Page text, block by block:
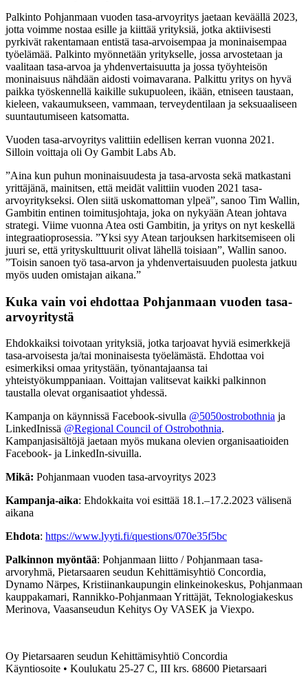
Palkinto Pohjanmaan vuoden tasa-arvoyritys jaetaan keväällä 2023,
jotta voimme nostaa esille ja kiittää yrityksiä, jotka aktiivisesti
pyrkivät rakentamaan entistä tasa-arvoisempaa ja moninaisempaa
työelämää. Palkinto myönnetään yritykselle, jossa arvostetaan ja
vaalitaan tasa-arvoa ja yhdenvertaisuutta ja jossa työyhteisön
moninaisuus nähdään aidosti voimavarana. Palkittu yritys on hyvä
paikka työskennellä kaikille sukupuoleen, ikään, etniseen taustaan,
kieleen, vakaumukseen, vammaan, terveydentilaan ja seksuaaliseen
suuntautumiseen katsomatta.
Vuoden tasa-arvoyritys valittiin edellisen kerran vuonna 2021.
Silloin voittaja oli Oy Gambit Labs Ab.
”Aina kun puhun moninaisuudesta ja tasa-arvosta sekä matkastani
yrittäjänä, mainitsen, että meidät valittiin vuoden 2021 tasa-
arvoyritykseksi. Olen siitä uskomattoman ylpeä”, sanoo Tim Wallin,
Gambitin entinen toimitusjohtaja, joka on nykyään Atean johtava
strategi. Viime vuonna Atea osti Gambitin, ja yritys on nyt keskellä
integraatioprosessia. ”Yksi syy Atean tarjouksen harkitsemiseen oli
juuri se, että yrityskulttuurit olivat lähellä toisiaan”, Wallin sanoo.
”Toisin sanoen työ tasa-arvon ja yhdenvertaisuuden puolesta jatkuu
myös uuden omistajan aikana.”
Kuka vain voi ehdottaa Pohjanmaan vuoden tasa-
arvoyritystä
Ehdokkaiksi toivotaan yrityksiä, jotka tarjoavat hyviä esimerkkejä
tasa-arvoisesta ja/tai moninaisesta työelämästä. Ehdottaa voi
esimerkiksi omaa yritystään, työnantajaansa tai
yhteistyökumppaniaan. Voittajan valitsevat kaikki palkinnon
taustalla olevat organisaatiot yhdessä.
Kampanja on käynnissä Facebook-sivulla @5050ostrobothnia ja
LinkedInissä @Regional Council of Ostrobothnia.
Kampanjasisältöjä jaetaan myös mukana olevien organisaatioiden
Facebook- ja LinkedIn-sivuilla.
Mikä: Pohjanmaan vuoden tasa-arvoyritys 2023
Kampanja-aika: Ehdokkaita voi esittää 18.1.–17.2.2023 välisenä
aikana
Ehdota: https://www.lyyti.fi/questions/070e35f5bc
Palkinnon myöntää: Pohjanmaan liitto / Pohjanmaan tasa-
arvoryhmä, Pietarsaaren seudun Kehittämisyhtiö Concordia,
Dynamo Närpes, Kristiinankaupungin elinkeinokeskus, Pohjanmaan
kauppakamari, Rannikko-Pohjanmaan Yrittäjät, Teknologiakeskus
Merinova, Vaasanseudun Kehitys Oy VASEK ja Viexpo.
Oy Pietarsaaren seudun Kehittämisyhtiö Concordia
Käyntiosoite • Koulukatu 25-27 C, III krs. 68600 Pietarsaari